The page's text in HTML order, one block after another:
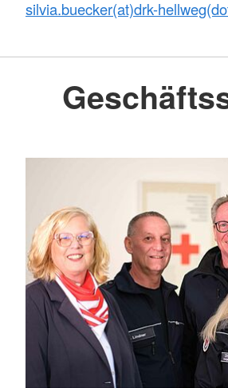
silvia.buecker(at)drk-